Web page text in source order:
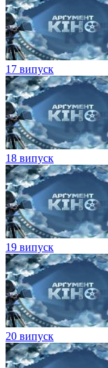
17 випуск
18 випуск
19 випуск
20 випуск